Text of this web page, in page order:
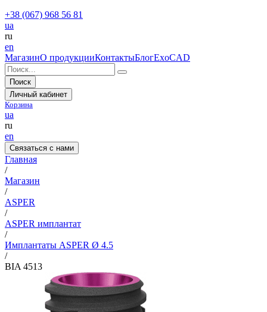
+38 (067) 968 56 81
ua
ru
en
МагазинО продукцииКонтактыБлогExoCAD
Поиск
Личный кабинет
Корзина
ua
ru
en
Связаться с нами
Главная
/
Магазин
/
ASPER
/
ASPER имплантат
/
Имплантаты ASPER Ø 4.5
/
BIA 4513